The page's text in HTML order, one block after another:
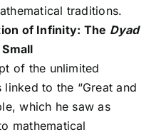
traditions.
of Infinity: The Dyad
of the unlimited
linked to the “Great and
which he saw as
mathematical